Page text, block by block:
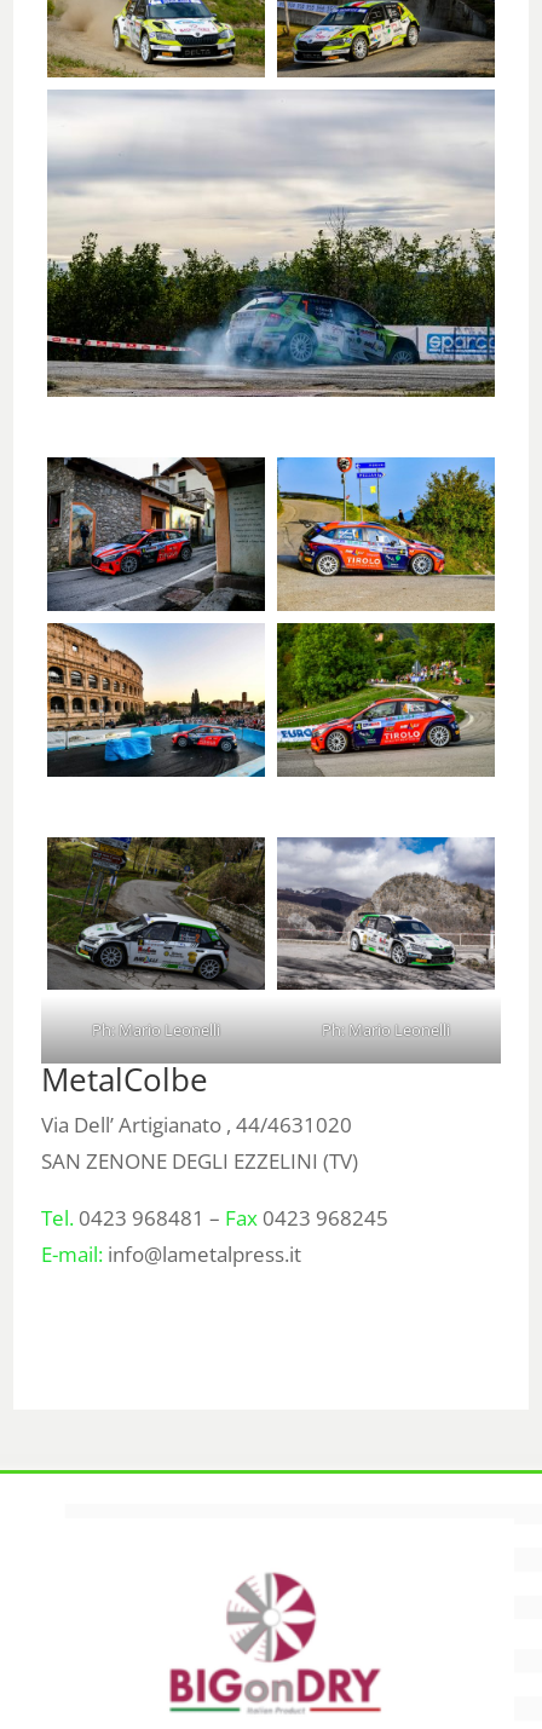
Ph: Mario Leonelli Ph: Mario Leonelli
MetalColbe
Via Dell’ Artigianato , 44/4631020
SAN ZENONE DEGLI EZZELINI (TV)
Tel. 0423 968481 – Fax 0423 968245
E-mail:info@lametalpress.it